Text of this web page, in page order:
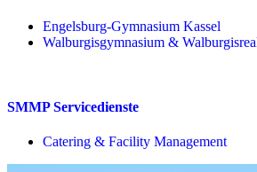
Engelsburg-Gymnasium Kassel
Walburgisgymnasium &
SMMP Servicedienste
Catering & Facility Management